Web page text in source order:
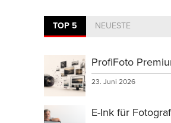
TOP 5 NEUESTE
ProfiFoto
23. Juni 2026
E-Ink für